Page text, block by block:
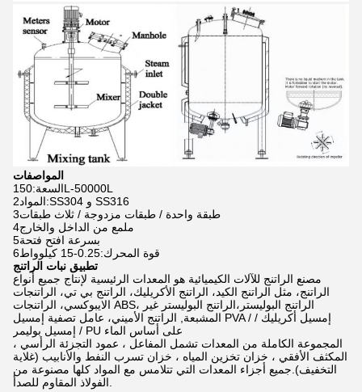
المواصفات
1السعة:50L-50000L
2المواد:SS304 و SS316
3طبقة واحدة / طبقات مزدوجة / ثلاث طبقات
4ملمع من الداخل والخارج
5بسرعة افتح فتحة
6قوة المحرك:0.25-15 كيلوواط
تطبيق نبات الراتنج
مصنع الراتنج للآلات الكيميائية هو المعدات الرئيسية لإنتاج جميع أنواع
الراتنج، مثل الراتنج الكيد، الراتنج الأكريليك، الراتنج بي تي، الراتنجات
الايبوكسي، الراتنجات ABS، الراتنج البوليستر،الراتنج البوليستر غير
المشبعة, الراتنج الأميني، عامل تصفية إمسيل PVA / إمسيل أكريليك /
إمسيل بوليمر / PU على أساس الماء
المجموعة الكاملة من المعدات تشمل المفاعل ، عمود التجزئة الرأسي ،
المكثف الأفقي ، خزان تخزين المياه ، خزان تسرب النفط والأنابيب (غلاية
التخفيف).جميع أجزاء المعدات التي تتلامس مع المواد كلها مصنوعة من